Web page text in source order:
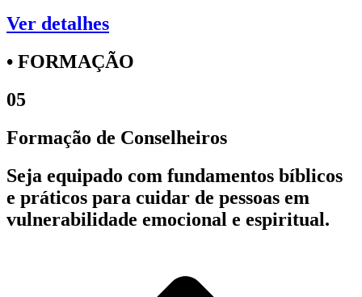
Ver detalhes
• FORMAÇÃO
05
Formação de Conselheiros
Seja equipado com fundamentos bíblicos
e práticos para cuidar de pessoas em
vulnerabilidade emocional e espiritual.